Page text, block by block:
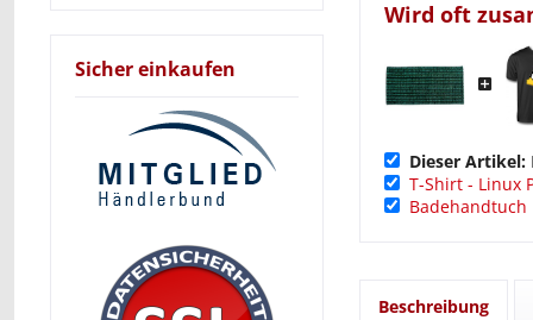
Sicher einkaufen
Wird oft
Dieser Artikel:
T-Shirt - Linux
Badehandtuch
Beschreibung